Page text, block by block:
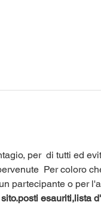
per di tutti ed
Per coloro
partecipante o per
posti esauriti,lista